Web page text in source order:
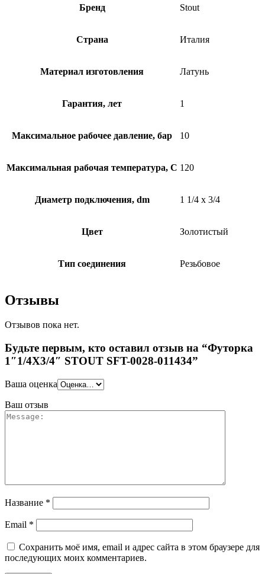
Бренд Stout
Страна Италия
Материал изготовления Латунь
Гарантия, лет 1
Максимальное рабочее давление, бар 10
Максимальная рабочая температура, C 120
Диаметр подключения, dm 1 1/4 x 3/4
Цвет Золотистый
Тип соединения Резьбовое
Отзывы
Отзывов пока нет.
Будьте первым, кто оставил отзыв на “Футорка
1″1/4X3/4″ STOUT SFT-0028-011434”
Ваша оценка
Ваш отзыв
Название *
Email *
Сохранить моё имя, email и адрес сайта в этом браузере для
последующих моих комментариев.